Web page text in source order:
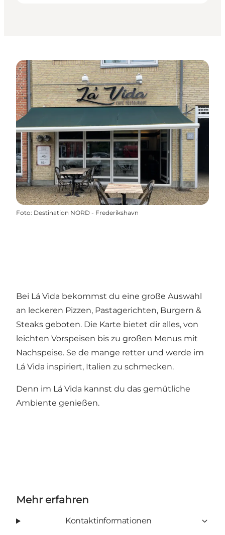
Foto: Destination NORD - Frederikshavn
Bei Lá Vida bekommst du eine große Auswahl
an leckeren Pizzen, Pastagerichten, Burgern &
Steaks geboten. Die Karte bietet dir alles, von
leichten Vorspeisen bis zu großen Menus mit
Nachspeise. Se de mange retter und werde im
Lá Vida inspiriert, Italien zu schmecken.
Denn im Lá Vida kannst du das gemütliche
Ambiente genießen.
Mehr erfahren
Kontaktinformationen